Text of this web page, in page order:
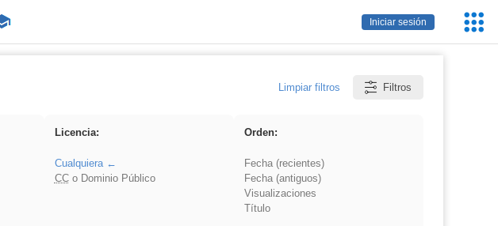
Iniciar sesión
Limpiar filtros Filtros
Licencia:
Cualquiera
CCo Dominio Público
Orden:
Fecha (recientes)
Fecha (antiguos)
Visualizaciones
Título